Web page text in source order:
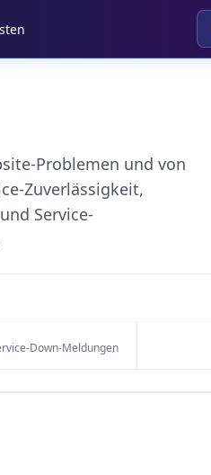
Problemen und von
Zuverlässigkeit,
Service-
Down-Meldungen